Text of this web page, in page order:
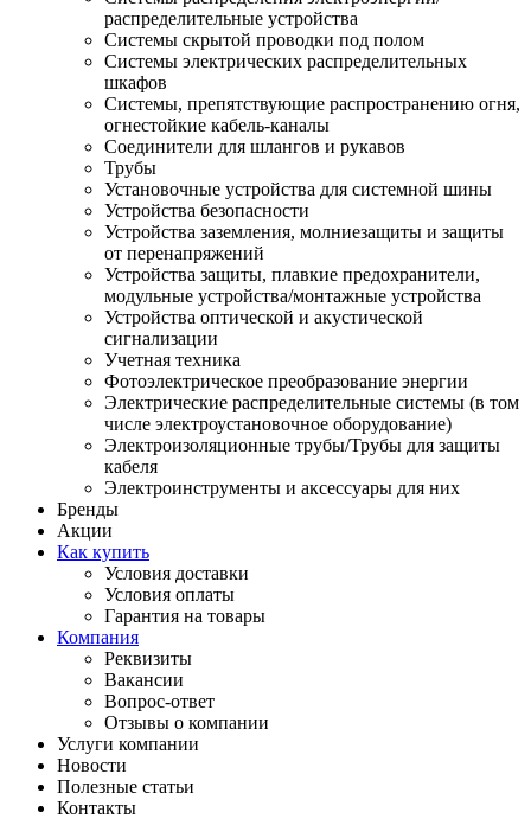
распределительные устройства
Системы скрытой проводки под полом
Системы электрических распределительных
шкафов
Системы, препятствующие распространению огня,
огнестойкие кабель-каналы
Соединители для шлангов и рукавов
Трубы
Установочные устройства для системной шины
Устройства безопасности
Устройства заземления, молниезащиты и защиты
от перенапряжений
Устройства защиты, плавкие предохранители,
модульные устройства/монтажные устройства
Устройства оптической и акустической
сигнализации
Учетная техника
Фотоэлектрическое преобразование энергии
Электрические распределительные системы (в том
числе электроустановочное оборудование)
Электроизоляционные трубы/Трубы для защиты
кабеля
Электроинструменты и аксессуары для них
Бренды
Акции
Как купить
Условия доставки
Условия оплаты
Гарантия на товары
Компания
Реквизиты
Вакансии
Вопрос-ответ
Отзывы о компании
Услуги компании
Новости
Полезные статьи
Контакты